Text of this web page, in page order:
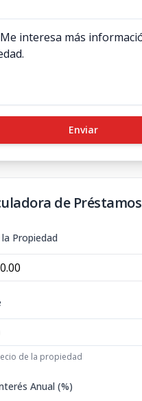
Enviar
de Préstamos
Propiedad
de la propiedad
Anual (%)